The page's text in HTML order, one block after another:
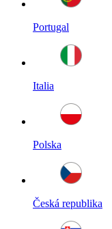
Portugal
Italia
Polska
Česká republika